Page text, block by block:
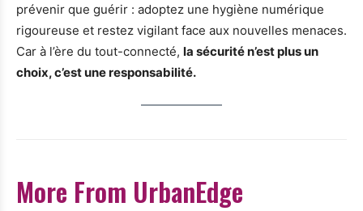
prévenir que guérir : adoptez une hygiène numérique
rigoureuse et restez vigilant face aux nouvelles menaces.
Car à l’ère du tout-connecté, la sécurité n’est plus un
choix, c’est une responsabilité.
More From UrbanEdge